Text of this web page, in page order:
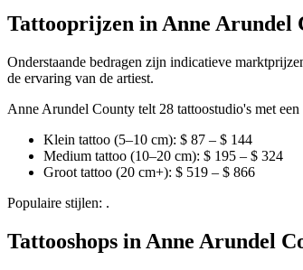
Tattooprijzen in Anne Arundel
Onderstaande bedragen zijn indicatieve
de ervaring van de artiest.
Anne Arundel County telt 28 tattoostudio's met
Klein tattoo (5–10 cm): $ 87 – $ 144
Medium tattoo (10–20 cm): $ 195 – $ 324
Groot tattoo (20 cm+): $ 519 – $ 866
Populaire stijlen: .
Tattooshops in Anne Arundel